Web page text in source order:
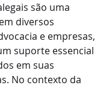
são uma
diversos
e empresas,
suporte essencial
em suas
No contexto da